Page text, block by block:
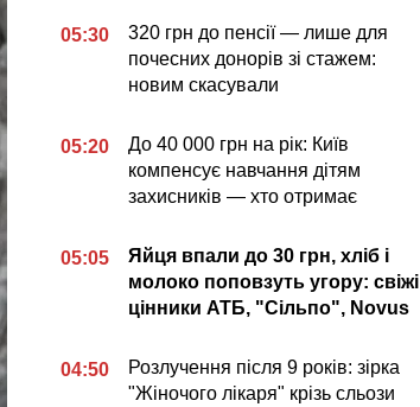
05:30
320 грн до пенсії — лише для
почесних донорів зі стажем:
новим скасували
05:20
До 40 000 грн на рік: Київ
компенсує навчання дітям
захисників — хто отримає
05:05
Яйця впали до 30 грн, хліб і
молоко поповзуть угору: свіжі
цінники АТБ, "Сільпо", Novus
04:50
Розлучення після 9 років: зірка
"Жіночого лікаря" крізь сльози